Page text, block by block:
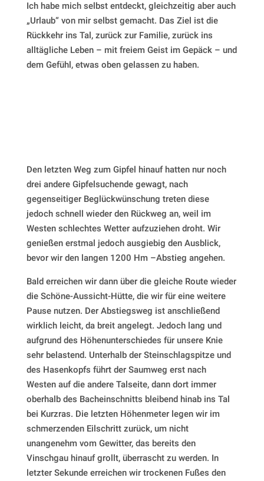
Ich habe mich selbst entdeckt, gleichzeitig aber auch
„Urlaub“ von mir selbst gemacht. Das Ziel ist die
Rückkehr ins Tal, zurück zur Familie, zurück ins
alltägliche Leben – mit freiem Geist im Gepäck – und
dem Gefühl, etwas oben gelassen zu haben.
Den letzten Weg zum Gipfel hinauf hatten nur noch
drei andere Gipfelsuchende gewagt, nach
gegenseitiger Beglückwünschung treten diese
jedoch schnell wieder den Rückweg an, weil im
Westen schlechtes Wetter aufzuziehen droht. Wir
genießen erstmal jedoch ausgiebig den Ausblick,
bevor wir den langen 1200 Hm –Abstieg angehen.
Bald erreichen wir dann über die gleiche Route wieder
die Schöne-Aussicht-Hütte, die wir für eine weitere
Pause nutzen. Der Abstiegsweg ist anschließend
wirklich leicht, da breit angelegt. Jedoch lang und
aufgrund des Höhenunterschiedes für unsere Knie
sehr belastend. Unterhalb der Steinschlagspitze und
des Hasenkopfs führt der Saumweg erst nach
Westen auf die andere Talseite, dann dort immer
oberhalb des Bacheinschnitts bleibend hinab ins Tal
bei Kurzras. Die letzten Höhenmeter legen wir im
schmerzenden Eilschritt zurück, um nicht
unangenehm vom Gewitter, das bereits den
Vinschgau hinauf grollt, überrascht zu werden. In
letzter Sekunde erreichen wir trockenen Fußes den